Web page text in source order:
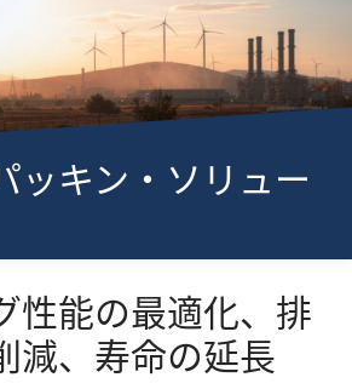
ッキン・ソリュー
性能の最適化、排
減、寿命の延長